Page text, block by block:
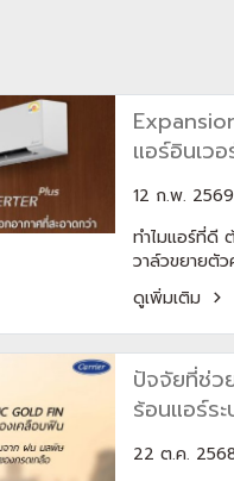
แอร์อินเว
12 ก.พ. 2569
ทำไมแอร์ที่ดี
วาล์วขยายตั
เลือกซื้อ แอร์
ส่วนใหญ่มักดูแ
หรือยี่ห้อแต่รู้ไ
ดี ประหยัดไฟ
ไม่ขึ้นอยู่กับอุ
ที่เรียกว่า
Valve ดี แอร์
ดูเพิ่มเติม
ปัจจัยที่ช่ว
ร้อนแอร์ร
22 ต.ค.